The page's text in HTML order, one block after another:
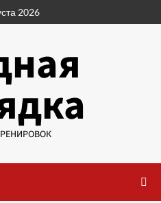
2026